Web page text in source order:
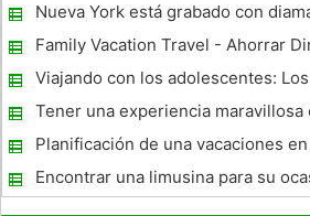
Hotel de reservas
Nueva York está grabado con
Family Vacation Travel - Ahorrar
Mientras Viaja
Viajando con los adolescentes:
mejores consejos para unas
tranquilas en familia
Tener una experiencia maravillosa
selva tropical Daintree
Planificación de una vacaciones
Six Flags Great America en
Encontrar una limusina para su
especial